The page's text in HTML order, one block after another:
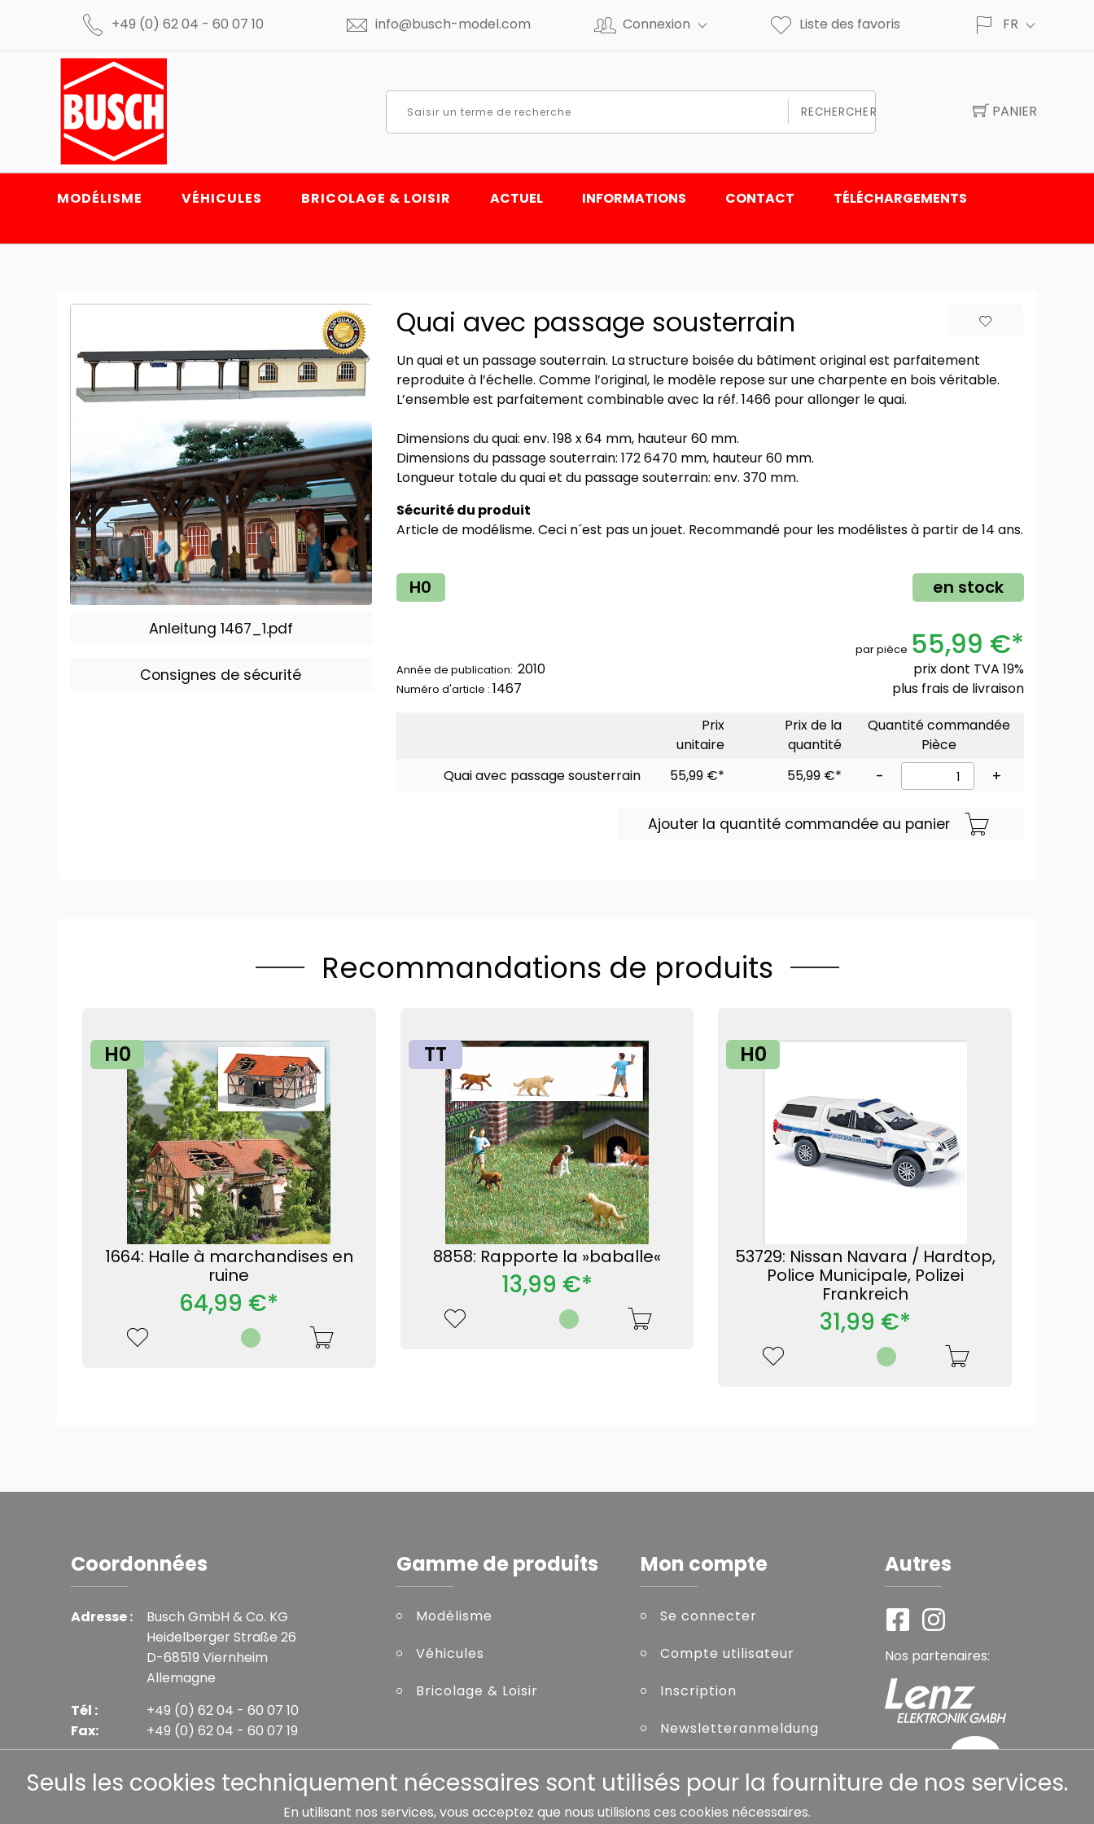
+49 (0) 62 04 - 60 07 10 info@busch-model.com Connexion Liste des favoris FR
RECHERCHER PANIER
MODÉLISME VÉHICULES BRICOLAGE & LOISIR ACTUEL INFORMATIONS CONTACT TÉLÉCHARGEMENTS
Anleitung 1467_1.pdf
Consignes de sécurité
Quai avec passage sousterrain
Un quai et un passage souterrain. La structure boisée du bâtiment original est parfaitement
reproduite à l’échelle. Comme l’original, le modèle repose sur une charpente en bois véritable.
L’ensemble est parfaitement combinable avec la réf. 1466 pour allonger le quai.
Dimensions du quai: env. 198 x 64 mm, hauteur 60 mm.
Dimensions du passage souterrain: 172 6470 mm, hauteur 60 mm.
Longueur totale du quai et du passage souterrain: env. 370 mm.
Sécurité du produit
Article de modélisme. Ceci n´est pas un jouet. Recommandé pour les modélistes à partir de 14 ans.
H0 en stock
Année de publication: 2010
Numéro d'article : 1467
par pièce 55,99 €*
prix dont TVA 19%
plus frais de livraison
Prix
unitaire
Prix de la
quantité
Quantité commandée
Pièce
Quai avec passage sousterrain
55,99 €* 55,99 €* - +
Ajouter la quantité commandée au panier
Recommandations de produits
H0
1664: Halle à marchandises en
ruine
64,99 €*
TT
8858: Rapporte la »baballe«
13,99 €*
H0
53729: Nissan Navara / Hardtop,
Police Municipale, Polizei
Frankreich
31,99 €*
Coordonnées
Adresse :
Busch GmbH & Co. KG
Heidelberger Straße 26
D-68519 Viernheim
Allemagne
Tél :
Fax:
+49 (0) 62 04 - 60 07 10
+49 (0) 62 04 - 60 07 19
Gamme de produits
Modélisme
Véhicules
Bricolage & Loisir
Mon compte
Se connecter
Compte utilisateur
Inscription
Newsletteranmeldung
Autres
Nos partenaires:
Seuls les cookies techniquement nécessaires sont utilisés pour la fourniture de nos services.
En utilisant nos services, vous acceptez que nous utilisions ces cookies nécessaires.